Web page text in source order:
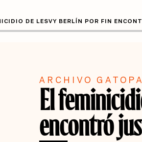
DE LESVY BERLÍN POR FIN
ARCHIVO
El
encontró